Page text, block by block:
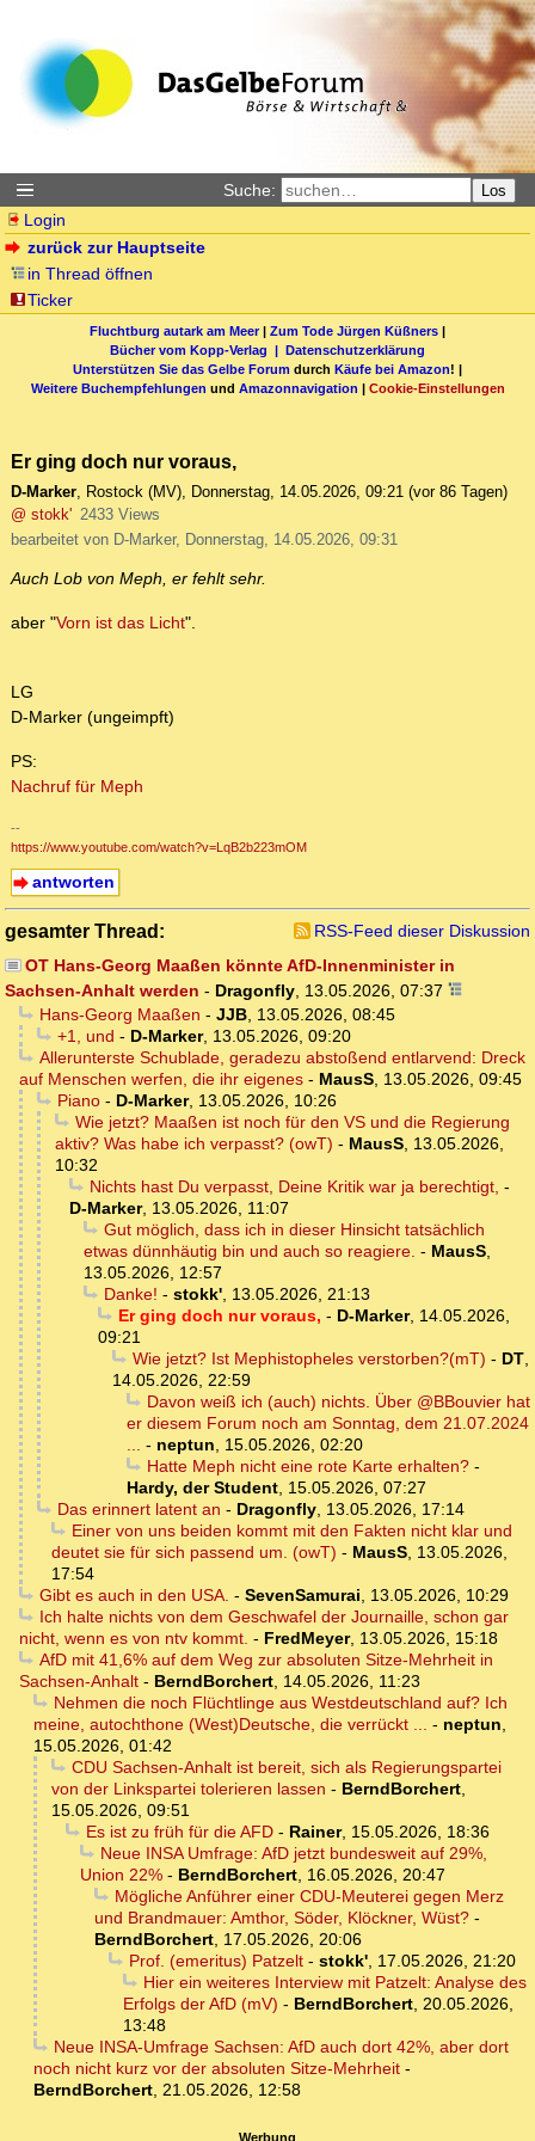
Suche: Los
Login
zurück zur Hauptseite
in Thread öffnen
Ticker
Fluchtburg autark am Meer| Zum Tode Jürgen Küßners |
Bücher vom Kopp-Verlag | Datenschutzerklärung
Unterstützen Sie das Gelbe Forum durch Käufe bei Amazon! |
Weitere Buchempfehlungen und Amazonnavigation | Cookie-Einstellungen
Er ging doch nur voraus,
D-Marker, Rostock (MV), Donnerstag, 14.05.2026, 09:21 (vor 86 Tagen)
@ stokk' 2433 Views
bearbeitet von D-Marker, Donnerstag, 14.05.2026, 09:31
Auch Lob von Meph, er fehlt sehr.
aber "Vorn ist das Licht".
LG
D-Marker (ungeimpft)
PS:
Nachruf für Meph
--
https://www.youtube.com/watch?v=LqB2b223mOM
antworten
gesamter Thread:
RSS-Feed dieser Diskussion
OT Hans-Georg Maaßen könnte AfD-Innenminister in
Sachsen-Anhalt werden - Dragonfly, 13.05.2026, 07:37
Hans-Georg Maaßen - JJB, 13.05.2026, 08:45
+1, und - D-Marker, 13.05.2026, 09:20
Allerunterste Schublade, geradezu abstoßend entlarvend: Dreck
auf Menschen werfen, die ihr eigenes - MausS, 13.05.2026, 09:45
Piano- D-Marker, 13.05.2026, 10:26
Wie jetzt? Maaßen ist noch für den VS und die Regierung
aktiv? Was habe ich verpasst? (owT) - MausS, 13.05.2026,
10:32
Nichts hast Du verpasst, Deine Kritik war ja berechtigt, -
D-Marker, 13.05.2026, 11:07
Gut möglich, dass ich in dieser Hinsicht tatsächlich
etwas dünnhäutig bin und auch so reagiere. - MausS,
13.05.2026, 12:57
Danke! - stokk', 13.05.2026, 21:13
Er ging doch nur voraus, - D-Marker, 14.05.2026,
09:21
Wie jetzt? Ist Mephistopheles verstorben?(mT) - DT,
14.05.2026, 22:59
Davon weiß ich (auch) nichts. Über @BBouvier hat
er diesem Forum noch am Sonntag, dem 21.07.2024
... - neptun, 15.05.2026, 02:20
Hatte Meph nicht eine rote Karte erhalten?-
Hardy, der Student, 15.05.2026, 07:27
Das erinnert latent an - Dragonfly, 13.05.2026, 17:14
Einer von uns beiden kommt mit den Fakten nicht klar und
deutet sie für sich passend um. (owT) - MausS, 13.05.2026,
17:54
Gibt es auch in den USA. - SevenSamurai, 13.05.2026, 10:29
Ich halte nichts von dem Geschwafel der Journaille, schon gar
nicht, wenn es von ntv kommt. - FredMeyer, 13.05.2026, 15:18
AfD mit 41,6% auf dem Weg zur absoluten Sitze-Mehrheit in
Sachsen-Anhalt - BerndBorchert, 14.05.2026, 11:23
Nehmen die noch Flüchtlinge aus Westdeutschland auf? Ich
meine, autochthone (West)Deutsche, die verrückt ... - neptun,
15.05.2026, 01:42
CDU Sachsen-Anhalt ist bereit, sich als Regierungspartei
von der Linkspartei tolerieren lassen - BerndBorchert,
15.05.2026, 09:51
Es ist zu früh für die AFD- Rainer, 15.05.2026, 18:36
Neue INSA Umfrage: AfD jetzt bundesweit auf 29%,
Union 22% - BerndBorchert, 16.05.2026, 20:47
Mögliche Anführer einer CDU-Meuterei gegen Merz
und Brandmauer: Amthor, Söder, Klöckner, Wüst? -
BerndBorchert, 17.05.2026, 20:06
Prof. (emeritus) Patzelt- stokk', 17.05.2026, 21:20
Hier ein weiteres Interview mit Patzelt: Analyse des
Erfolgs der AfD (mV) - BerndBorchert, 20.05.2026,
13:48
Neue INSA-Umfrage Sachsen: AfD auch dort 42%, aber dort
noch nicht kurz vor der absoluten Sitze-Mehrheit -
BerndBorchert, 21.05.2026, 12:58
Werbung